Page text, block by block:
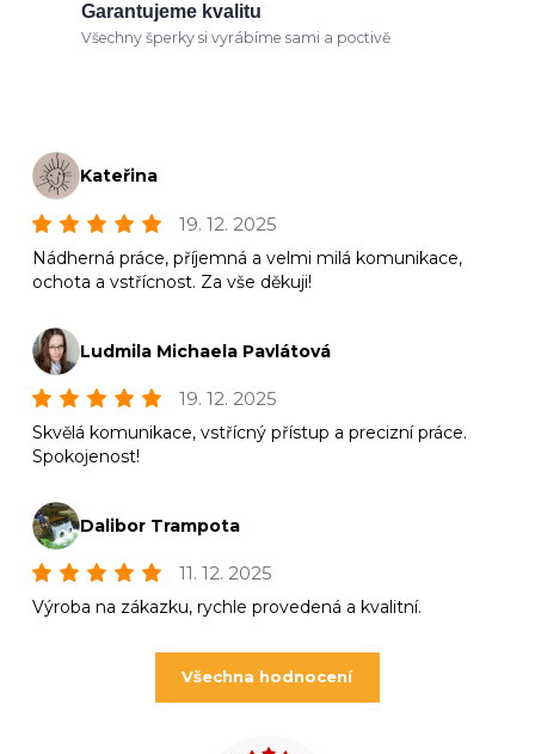
Garantujeme kvalitu
Všechny šperky si vyrábíme sami a poctivě
Kateřina
19. 12. 2025
Nádherná práce, příjemná a velmi milá komunikace,
ochota a vstřícnost. Za vše děkuji!
Ludmila Michaela Pavlátová
19. 12. 2025
Skvělá komunikace, vstřícný přístup a precizní práce.
Spokojenost!
Dalibor Trampota
11. 12. 2025
Výroba na zákazku, rychle provedená a kvalitní.
Všechna hodnocení